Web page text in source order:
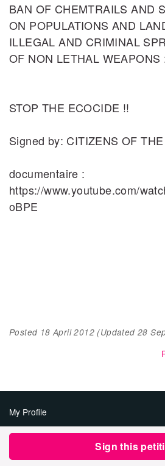
Sign this
BAN OF CHEMTRAILS AND
ON POPULATIONS AND
ILLEGAL AND CRIMINAL
OF NON LETHAL WEAPONS
STOP THE ECOCIDE !!
Signed by: CITIZENS OF
documentaire :
https://www.youtube.com/
oBPE
Posted 18 April 2012 (Updated28
My Profile
About Us
Privacy Policy & Terms of